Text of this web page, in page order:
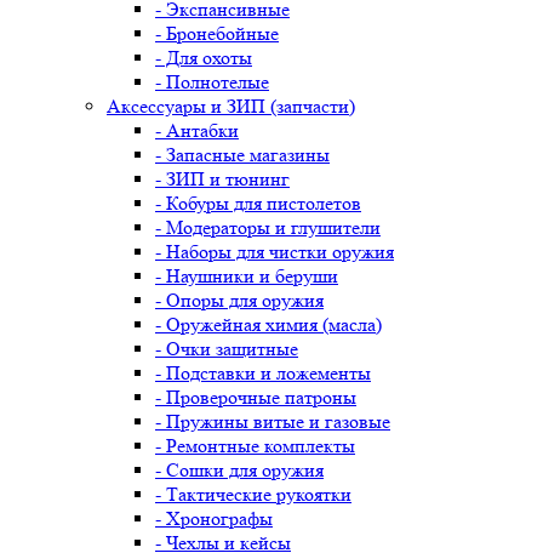
- Экспансивные
- Бронебойные
- Для охоты
- Полнотелые
Аксессуары и ЗИП (запчасти)
- Антабки
- Запасные магазины
- ЗИП и тюнинг
- Кобуры для пистолетов
- Модераторы и глушители
- Наборы для чистки оружия
- Наушники и беруши
- Опоры для оружия
- Оружейная химия (масла)
- Очки защитные
- Подставки и ложементы
- Проверочные патроны
- Пружины витые и газовые
- Ремонтные комплекты
- Сошки для оружия
- Тактические рукоятки
- Хронографы
- Чехлы и кейсы